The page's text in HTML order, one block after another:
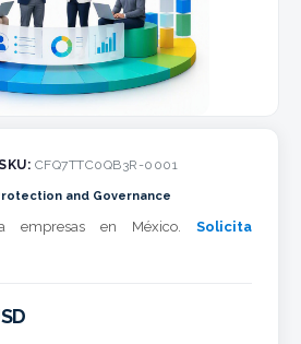
CFQ7TTC0QB3R-0001
and Governance
empresas en México. Solicita